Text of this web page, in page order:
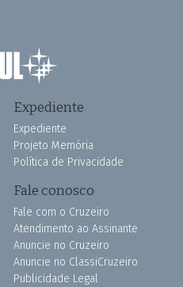
Expediente
Expediente
Projeto Memória
Política de Privacidade
Fale conosco
Fale com o Cruzeiro
Atendimento ao Assinante
Anuncie no Cruzeiro
Anuncie no ClassiCruzeiro
Publicidade Legal